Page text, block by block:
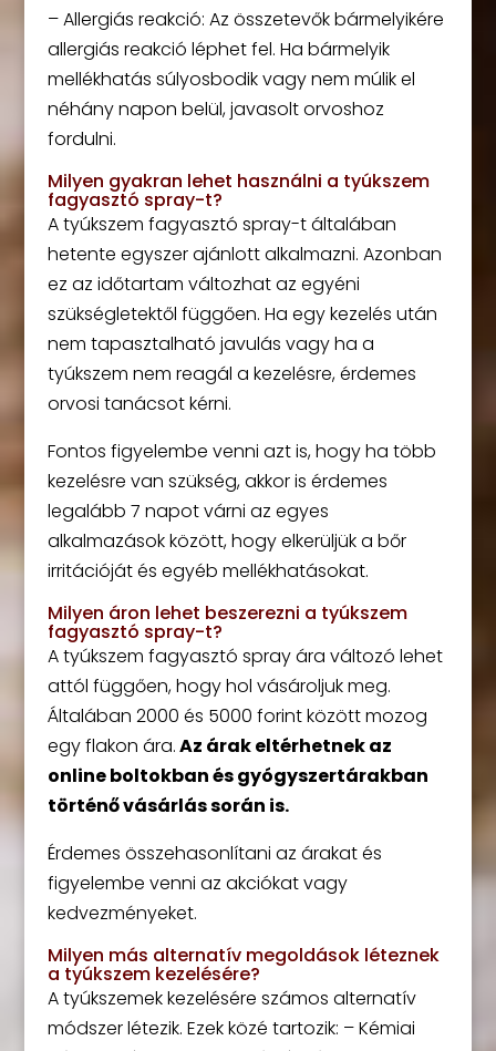
– Allergiás reakció: Az összetevők bármelyikére
allergiás reakció léphet fel. Ha bármelyik
mellékhatás súlyosbodik vagy nem múlik el
néhány napon belül, javasolt orvoshoz
fordulni.
Milyen gyakran lehet használni a tyúkszem
fagyasztó spray-t?
A tyúkszem fagyasztó spray-t általában
hetente egyszer ajánlott alkalmazni. Azonban
ez az időtartam változhat az egyéni
szükségletektől függően. Ha egy kezelés után
nem tapasztalható javulás vagy ha a
tyúkszem nem reagál a kezelésre, érdemes
orvosi tanácsot kérni.
Fontos figyelembe venni azt is, hogy ha több
kezelésre van szükség, akkor is érdemes
legalább 7 napot várni az egyes
alkalmazások között, hogy elkerüljük a bőr
irritációját és egyéb mellékhatásokat.
Milyen áron lehet beszerezni a tyúkszem
fagyasztó spray-t?
A tyúkszem fagyasztó spray ára változó lehet
attól függően, hogy hol vásároljuk meg.
Általában 2000 és 5000 forint között mozog
egy flakon ára.Az árak eltérhetnek az
online boltokban és gyógyszertárakban
történő vásárlás során is.
Érdemes összehasonlítani az árakat és
figyelembe venni az akciókat vagy
kedvezményeket.
Milyen más alternatív megoldások léteznek
a tyúkszem kezelésére?
A tyúkszemek kezelésére számos alternatív
módszer létezik. Ezek közé tartozik: – Kémiai